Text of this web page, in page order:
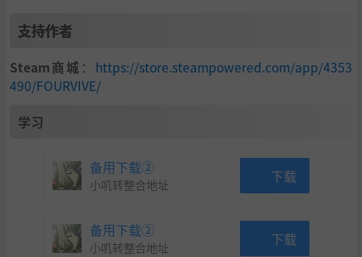
支持作者
Steam商城 ： https://store.steampowered.com/app/4353
490/FOURVIVE/
学习
备用下载②
小叽转整合地址 下载
备用下载②
小叽转整合地址 下载